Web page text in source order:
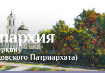
Патриархата)